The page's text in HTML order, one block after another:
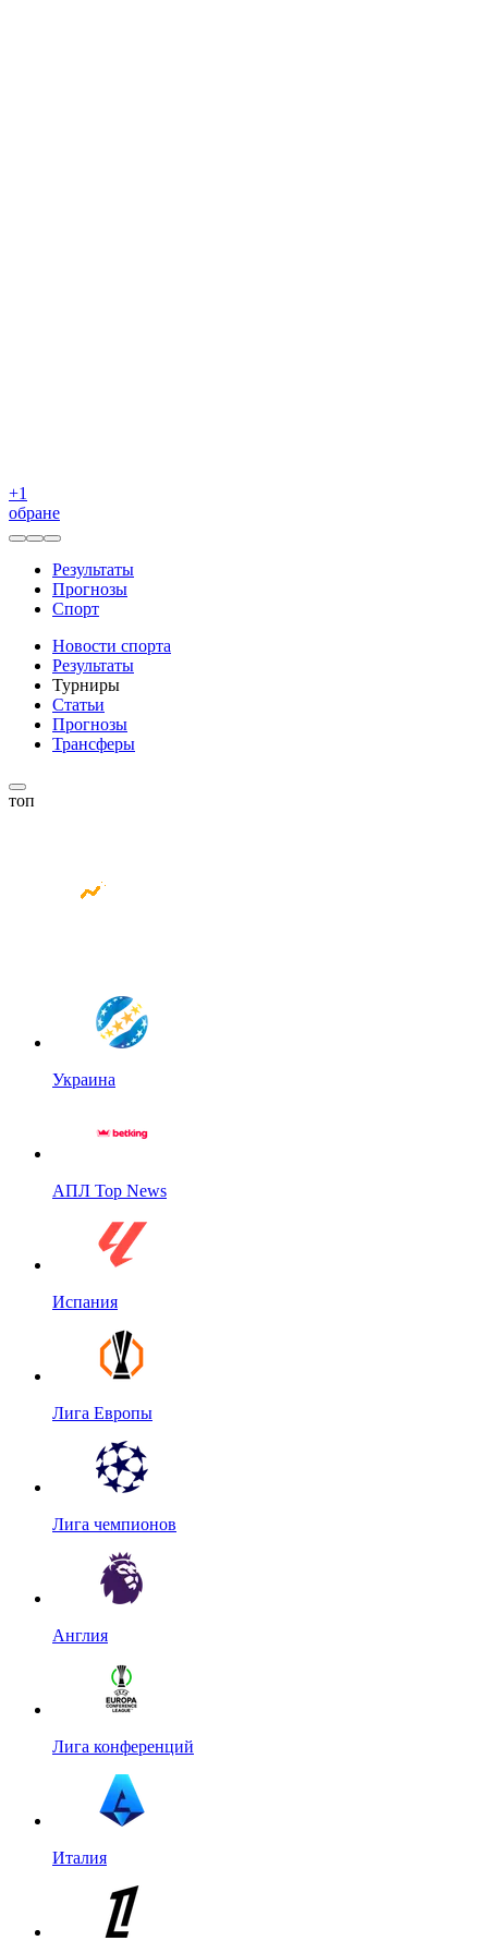
+1
обране
Результаты
Прогнозы
Спорт
Новости спорта
Результаты
Турниры
Статьи
Прогнозы
Трансферы
топ
Украина
АПЛ Top News
Испания
Лига Европы
Лига чемпионов
Англия
Лига конференций
Италия